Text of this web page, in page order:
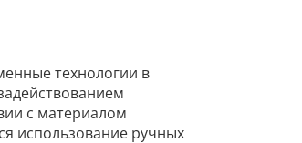
технологии в
с материалом
использование ручных